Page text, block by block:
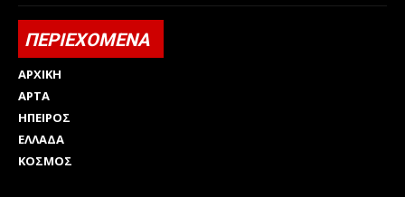
ΠΕΡΙΕΧΟΜΕΝΑ
ΑΡΧΙΚΗ
ΑΡΤΑ
ΗΠΕΙΡΟΣ
ΕΛΛΑΔΑ
ΚΟΣΜΟΣ